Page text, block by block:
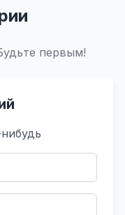
первым!